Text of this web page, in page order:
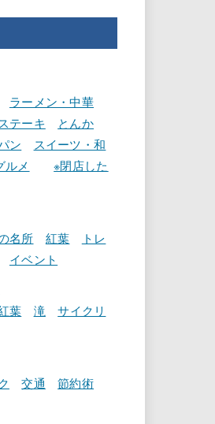
ラーメン・中華
テーキ
とんか
ン
スイーツ・和
ルメ
※閉店した
名所 紅葉
トレ
イベント
葉 滝
サイクリ
交通
節約術